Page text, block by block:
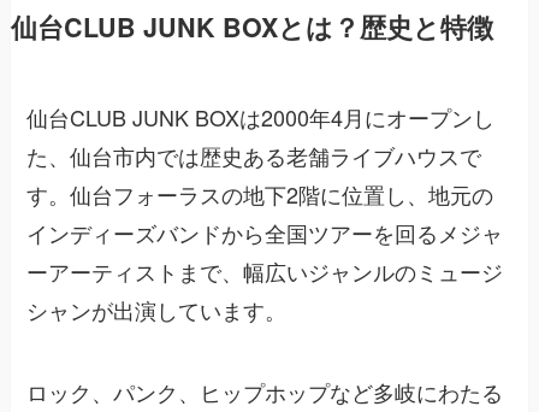
仙台CLUB JUNK BOXとは？歴史と特徴
仙台CLUB JUNK BOXは2000年4月にオープンし
た、仙台市内では歴史ある老舗ライブハウスで
す。仙台フォーラスの地下2階に位置し、地元の
インディーズバンドから全国ツアーを回るメジャ
ーアーティストまで、幅広いジャンルのミュージ
シャンが出演しています。
ロック、パンク、ヒップホップなど多岐にわたる